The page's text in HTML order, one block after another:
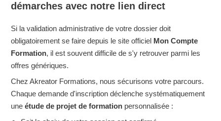
démarches avec notre lien direct
Si la validation administrative de votre dossier doit
obligatoirement se faire depuis le site officiel Mon Compte
Formation, il est souvent difficile de s'y retrouver parmi les
offres génériques.
Chez Akreator Formations, nous sécurisons votre parcours.
Chaque demande d'inscription déclenche systématiquement
une étude de projet de formation personnalisée :